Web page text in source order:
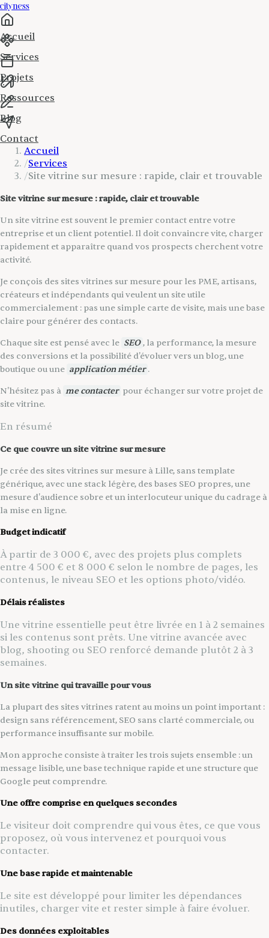
cityness
Accueil
Services
Projets
Ressources
Blog
Contact
Accueil
/Services
/Site vitrine sur mesure : rapide, clair et trouvable
Site vitrine sur mesure : rapide, clair et trouvable
Un site vitrine est souvent le premier contact entre votre
entreprise et un client potentiel. Il doit convaincre vite, charger
rapidement et apparaître quand vos prospects cherchent votre
activité.
Je conçois des sites vitrines sur mesure pour les PME, artisans,
créateurs et indépendants qui veulent un site utile
commercialement : pas une simple carte de visite, mais une base
claire pour générer des contacts.
Chaque site est pensé avec le SEO , la performance, la mesure
des conversions et la possibilité d'évoluer vers un blog, une
boutique ou une application métier .
N'hésitez pas à me contacter pour échanger sur votre projet de
site vitrine.
En résumé
Ce que couvre un site vitrine sur mesure
Je crée des sites vitrines sur mesure à Lille, sans template
générique, avec une stack légère, des bases SEO propres, une
mesure d'audience sobre et un interlocuteur unique du cadrage à
la mise en ligne.
Budget indicatif
À partir de 3 000 €, avec des projets plus complets
entre 4 500 € et 8 000 € selon le nombre de pages, les
contenus, le niveau SEO et les options photo/vidéo.
Délais réalistes
Une vitrine essentielle peut être livrée en 1 à 2 semaines
si les contenus sont prêts. Une vitrine avancée avec
blog, shooting ou SEO renforcé demande plutôt 2 à 3
semaines.
Un site vitrine qui travaille pour vous
La plupart des sites vitrines ratent au moins un point important :
design sans référencement, SEO sans clarté commerciale, ou
performance insuffisante sur mobile.
Mon approche consiste à traiter les trois sujets ensemble : un
message lisible, une base technique rapide et une structure que
Google peut comprendre.
Une offre comprise en quelques secondes
Le visiteur doit comprendre qui vous êtes, ce que vous
proposez, où vous intervenez et pourquoi vous
contacter.
Une base rapide et maintenable
Le site est développé pour limiter les dépendances
inutiles, charger vite et rester simple à faire évoluer.
Des données exploitables